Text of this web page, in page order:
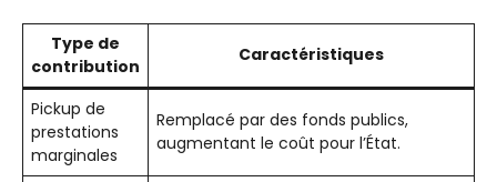
Type de
contribution
Caractéristiques
Pickup de
prestations
marginales
Remplacé par des fonds publics,
augmentant le coût pour l’État.